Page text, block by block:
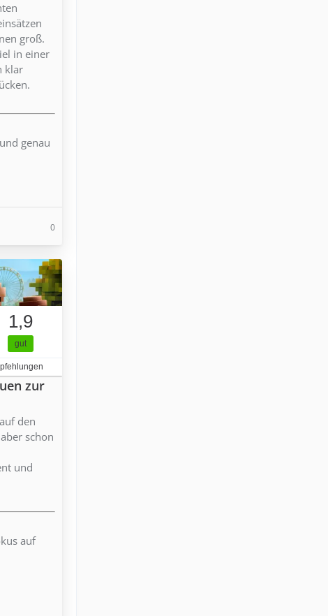
groß.
in einer
klar
genau
0
1,9
gut
zur
den
schon
und
auf